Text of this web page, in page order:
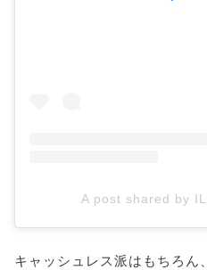
A post shared by
キャッシュレス派はもちろん